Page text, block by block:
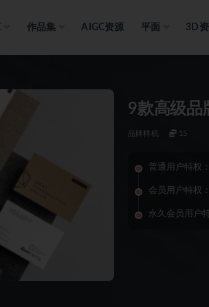
作品集 AIGC资源 平面 3D
9款高级品
品牌样机 15
普通用户特权：
会员用户特权：
永久会员用户